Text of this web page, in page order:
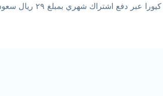
وطريقة الدفع؟